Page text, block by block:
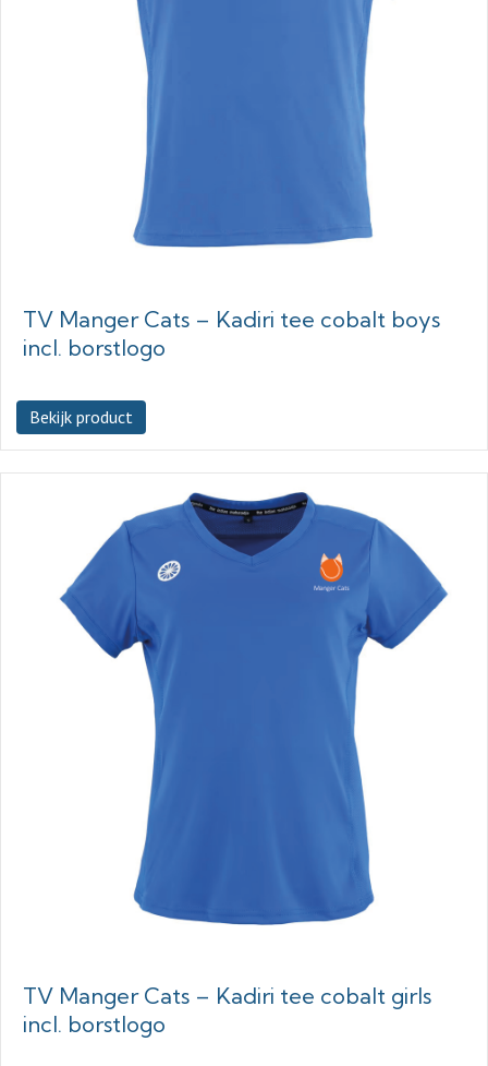
TV Manger Cats – Kadiri tee cobalt boys
incl. borstlogo
Bekijk product
TV Manger Cats – Kadiri tee cobalt girls
incl. borstlogo